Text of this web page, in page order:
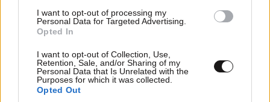
I want to opt-out of processing my
Personal Data for Targeted Advertising.
Opted In
I want to opt-out of Collection, Use,
Retention, Sale, and/or Sharing of my
Personal Data that Is Unrelated with the
Purposes for which it was collected.
Opted Out